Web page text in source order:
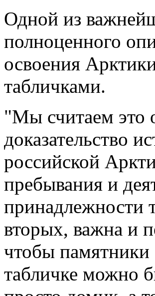
Одной из
полноценного
освоения
табличками.
"Мы считаем это
доказательство
российской
пребывания и
принадлежности
вторых, важна и
чтобы
табличке можно